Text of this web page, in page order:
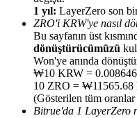
BTC Welcome Rewards
1 yıl: LayerZero son
ZRO'i KRW'ye nasıl
Bu sayfanın üst
dönüştürücümüzü
Won'ye anında
₩10 KRW =
10 ZRO = ₩11565.68
(Gösterilen tüm
Bitrue'da 1 LayerZero